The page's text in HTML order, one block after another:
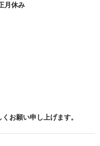
イン
月休み
お願い申し上げます。